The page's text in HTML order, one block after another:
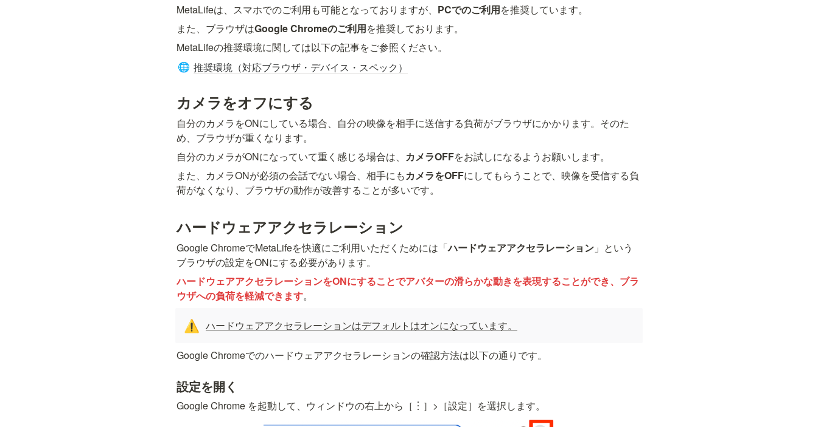
MetaLifeは、スマホでのご利用も可能となっておりますが、 PCでのご利用を推奨しています。
また、ブラウザはGoogle Chromeのご利用を推奨しております。
MetaLifeの推奨環境に関しては以下の記事をご参照ください。
🌐 推奨環境（対応ブラウザ・デバイス・スペック）
カメラをオフにする
自分のカメラをONにしている場合、自分の映像を相手に送信する負荷がブラウザにかかります。そのた
め、ブラウザが重くなります。
自分のカメラがONになっていて重く感じる場合は、 カメラOFFをお試しになるようお願いします。
また、カメラONが必須の会話でない場合、相手にもカメラをOFFにしてもらうことで、映像を受信する負
荷がなくなり、ブラウザの動作が改善することが多いです。
ハードウェアアクセラレーション
Google ChromeでMetaLifeを快適にご利用いただくためには「ハードウェアアクセラレーション 」という
ブラウザの設定をONにする必要があります。
ハードウェアアクセラレーションをONにすることでアバターの滑らかな動きを表現することができ、ブラ
ウザへの負荷を軽減できます。
⚠️ ハードウェアアクセラレーションはデフォルトはオンになっています。
Google Chromeでのハードウェアアクセラレーションの確認方法は以下の通りです。
設定を開く
Google Chrome を起動して、ウィンドウの右上から［︙］>［設定］を選択します。